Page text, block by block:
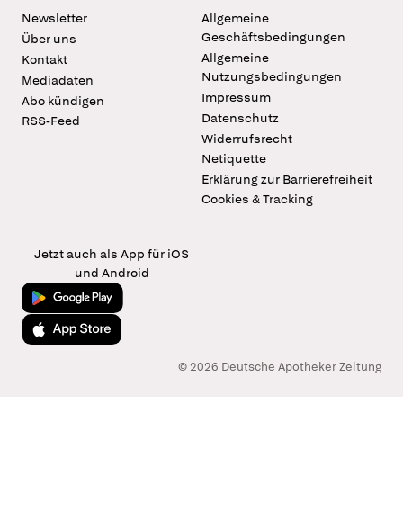
Newsletter
Über uns
Kontakt
Mediadaten
Abo kündigen
RSS-Feed
Allgemeine
Geschäftsbedingungen
Allgemeine
Nutzungsbedingungen
Impressum
Datenschutz
Widerrufsrecht
Netiquette
Erklärung zur Barrierefreiheit
Cookies & Tracking
Jetzt auch als App für iOS
und Android
Jetzt bei Google Play
Laden im App Store
© 2026 Deutsche Apotheker Zeitung